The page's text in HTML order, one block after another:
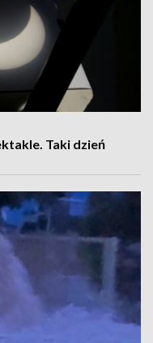
Taki dzień